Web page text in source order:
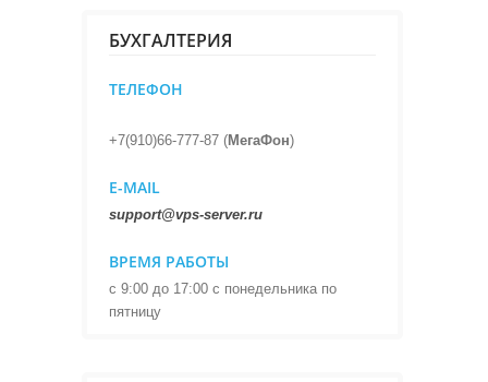
БУХГАЛТЕРИЯ
ТЕЛЕФОН
+7(910)66-777-87 (МегаФон)
E-MAIL
support@vps-server.ru
ВРЕМЯ РАБОТЫ
с 9:00 до 17:00 с понедельника по
пятницу